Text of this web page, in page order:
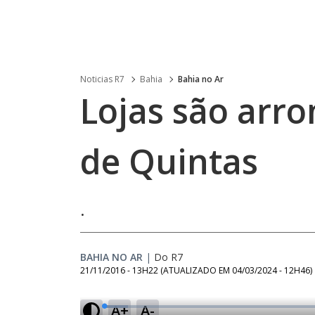
Noticias R7 Bahia Bahia no Ar
Lojas são
de Quintas
.
BAHIA NO AR | Do R7
21/11/2016 - 13H22 (ATUALIZADO EM 04/03/2024 - 12H46)
A+ A-
L